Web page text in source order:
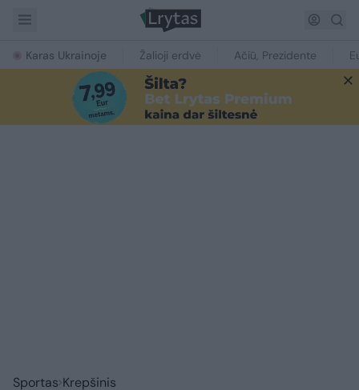
Karas Ukrainoje Žalioji erdvė Ačiū, Prezidente
Sportas Krepšinis